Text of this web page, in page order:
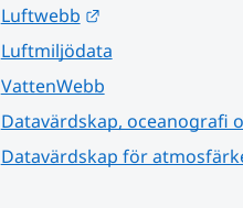
Luftwebb
Länk till annan
Luftmiljödata
VattenWebb
Datavärdskap, oceanografi
Datavärdskap för